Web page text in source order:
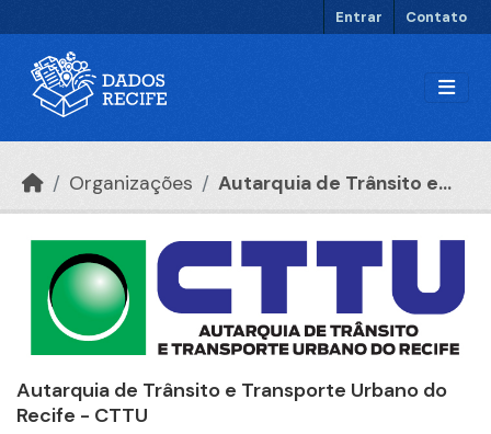
Entrar Contato
Organizações Autarquia de Trânsito e...
Autarquia de Trânsito e Transporte Urbano do
Recife - CTTU